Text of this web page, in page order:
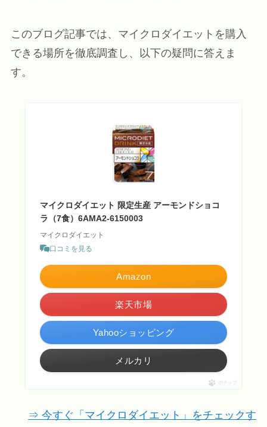
このブログ記事では、マイクロダイエットを購入
できる場所を徹底調査し、以下の疑問に答えま
す。
マイクロダイエット 限定生産 アーモンドショコ
ラ（7食）6AMA2-6150003
マイクロダイエット
口コミを見る
Amazon
楽天市場
Yahooショッピング
メルカリ
ポチップ
⇒ 今すぐ「マイクロダイエット」をチェックす